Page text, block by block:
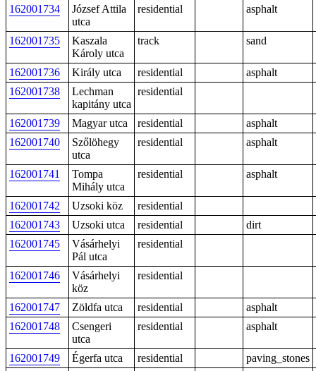
162001734
József Attila
utca
residential asphalt
162001735
Kaszala
Károly utca
track sand
162001736 Király utca residential
asphalt
162001738
Lechman
kapitány utca
residential
162001739 Magyar utca residential
asphalt
162001740
Szőlöhegy
utca
residential asphalt
162001741
Tompa
Mihály utca
residential asphalt
162001742 Uzsoki köz
residential
162001743
Uzsoki utca residential
dirt
162001745
Vásárhelyi
Pál utca
residential
162001746
Vásárhelyi
köz
residential
162001747 Zöldfa utca residential
asphalt
162001748
Csengeri
utca
residential asphalt
162001749 Égerfa utca residential
paving_stones